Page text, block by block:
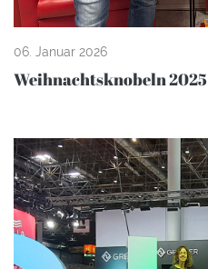
06. Januar 2026
Weihnachtsknobeln 2025